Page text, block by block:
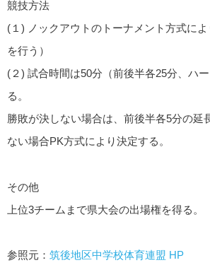
競技方法
(１) ノックアウトのトーナメント方式に
を行う）
(２) 試合時間は50分（前後半各25分、ハ
る。
勝敗が決しない場合は、前後半各5分の延
ない場合PK方式により決定する。
その他
上位3チームまで県大会の出場権を得る。
参照元： 筑後地区中学校体育連盟 HP